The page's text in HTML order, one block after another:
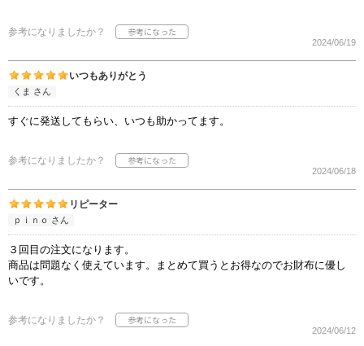
参考になりましたか？
2024/06/19
いつもありがとう
くま さん
すぐに発送してもらい、いつも助かってます。
参考になりましたか？
2024/06/18
リピーター
ｐｉｎｏ さん
３回目の注文になります。
商品は問題なく使えています。まとめて買うとお得なのでお財布に優し
いです。
参考になりましたか？
2024/06/12